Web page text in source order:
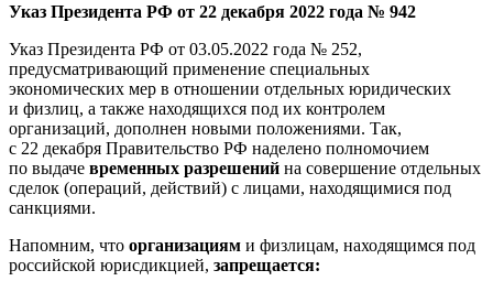
Указ Президента РФ от 22 декабря 2022 года № 942
Указ Президента РФ от 03.05.2022 года № 252,
предусматривающий применение специальных
экономических мер в отношении отдельных юридических
и физлиц, а также находящихся под их контролем
организаций, дополнен новыми положениями. Так,
с 22 декабря Правительство РФ наделено полномочием
по выдаче временных разрешений на совершение отдельных
сделок (операций, действий) с лицами, находящимися под
санкциями.
Напомним, что организациям и физлицам, находящимся под
российской юрисдикцией, запрещается: